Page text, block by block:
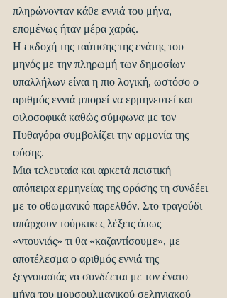
πληρώνονταν κάθε εννιά του μήνα,
επομένως ήταν μέρα χαράς.
Η εκδοχή της ταύτισης της ενάτης του
μηνός με την πληρωμή των δημοσίων
υπαλλήλων είναι η πιο λογική, ωστόσο ο
αριθμός εννιά μπορεί να ερμηνευτεί και
φιλοσοφικά καθώς σύμφωνα με τον
Πυθαγόρα συμβολίζει την αρμονία της
φύσης.
Μια τελευταία και αρκετά πειστική
απόπειρα ερμηνείας της φράσης τη συνδέει
με το οθωμανικό παρελθόν. Στο τραγούδι
υπάρχουν τούρκικες λέξεις όπως
«ντουνιάς» τι θα «καζαντίσουμε», με
αποτέλεσμα ο αριθμός εννιά της
ξεγνοιασιάς να συνδέεται με τον ένατο
μήνα του μουσουλμανικού σεληνιακού